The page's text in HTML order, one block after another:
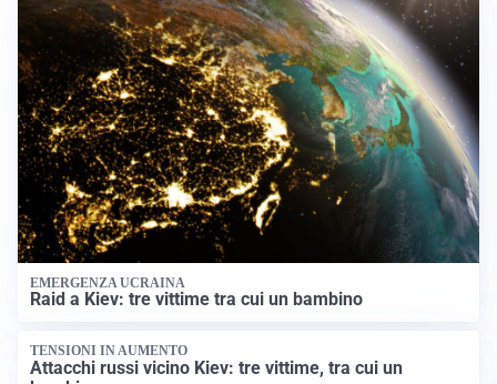
EMERGENZA UCRAINA
Raid a Kiev: tre vittime tra cui un bambino
TENSIONI IN AUMENTO
Attacchi russi vicino Kiev: tre vittime, tra cui un